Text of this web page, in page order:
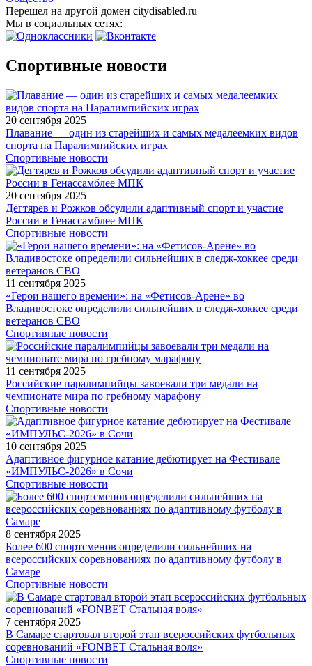
Перешел на другой домен citydisabled.ru
Мы в социальных сетях:
Спортивные новости
20 сентября 2025
Плавание — один из старейших и самых медалеемких видов
спорта на Паралимпийских играх
Спортивные новости
20 сентября 2025
Дегтярев и Рожков обсудили адаптивный спорт и участие
России в Генассамблее МПК
Спортивные новости
11 сентября 2025
«Герои нашего времени»: на «Фетисов-Арене» во
Владивостоке определили сильнейших в следж-хоккее среди
ветеранов СВО
Спортивные новости
11 сентября 2025
Российские паралимпийцы завоевали три медали на
чемпионате мира по гребному марафону
Спортивные новости
10 сентября 2025
Адаптивное фигурное катание дебютирует на Фестивале
«ИМПУЛЬС-2026» в Сочи
Спортивные новости
8 сентября 2025
Более 600 спортсменов определили сильнейших на
всероссийских соревнованиях по адаптивному футболу в
Самаре
Спортивные новости
7 сентября 2025
В Самаре стартовал второй этап всероссийских футбольных
соревнований «FONBET Стальная воля»
Спортивные новости